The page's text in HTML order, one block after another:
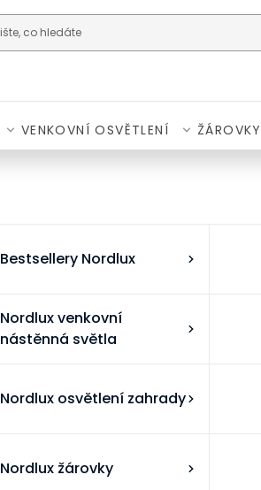
VENKOVNÍ OSVĚTLENÍ ŽÁROVKY
Bestsellery Nordlux
Nordlux venkovní
nástěnná světla
Nordlux osvětlení zahrady
Nordlux žárovky